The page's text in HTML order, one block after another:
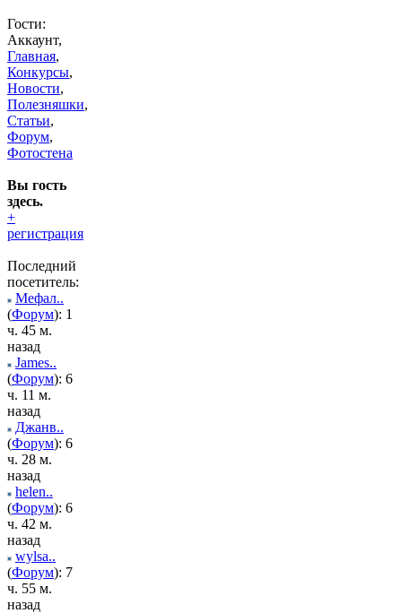
Гости:
Аккаунт,
Главная,
Конкурсы,
Новости,
Полезняшки,
Статьи,
Форум,
Фотостена
Вы гость
здесь.
+
регистрация
Последний
посетитель:
Мефал..
(Форум): 1
ч. 45 м.
назад
James..
(Форум): 6
ч. 11 м.
назад
Джанв..
(Форум): 6
ч. 28 м.
назад
helen..
(Форум): 6
ч. 42 м.
назад
wylsa..
(Форум): 7
ч. 55 м.
назад